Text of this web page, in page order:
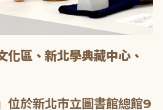
化區、新北學典藏中心、
位於新北市立圖書館總館9